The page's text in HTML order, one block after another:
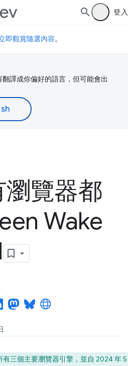
登入
即觀賞隨選內容。
譯成你偏好的語言，但可能會出
覽器都
Wake
三個主要瀏覽器引擎，並自 2024 年